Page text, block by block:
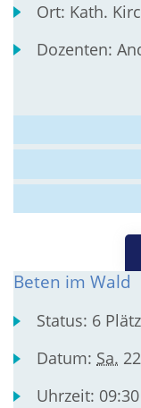
Ort: Kath.
Dozenten:
Beten im Wald
Status: 6
Datum: Sa.
Uhrzeit: